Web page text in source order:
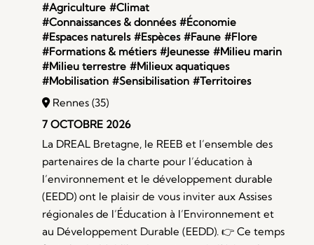
#Agriculture #Climat
#Connaissances & données #Économie
#Espaces naturels #Espèces #Faune #Flore
#Formations & métiers #Jeunesse #Milieu marin
#Milieu terrestre #Milieux aquatiques
#Mobilisation #Sensibilisation #Territoires
Rennes (35)
7 OCTOBRE 2026
La DREAL Bretagne, le REEB et l’ensemble des
partenaires de la charte pour l’éducation à
l’environnement et le développement durable
(EEDD) ont le plaisir de vous inviter aux Assises
régionales de l’Éducation à l’Environnement et
au Développement Durable (EEDD). 👉 Ce temps